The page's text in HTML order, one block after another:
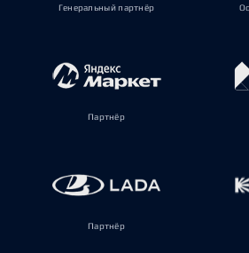
Генеральный партнёр
Партнёр
Партнёр